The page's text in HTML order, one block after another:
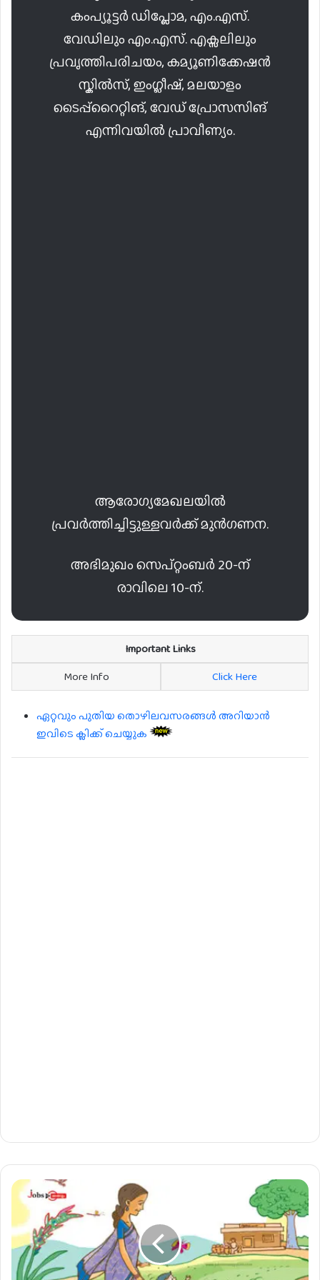
കംപ്യൂട്ടർ ഡിപ്ലോമ, എം.എസ്.
വേഡിലും എം.എസ്. എക്സലിലും
പ്രവൃത്തിപരിചയം, കമ്യൂണിക്കേഷൻ
സ്കിൽസ്, ഇംഗ്ലീഷ്, മലയാളം
ടൈപ്പ്റൈറ്റിങ്, വേഡ് പ്രോസസിങ്
എന്നിവയിൽ പ്രാവീണ്യം.
ആരോഗ്യമേഖലയിൽ
പ്രവർത്തിച്ചിട്ടുള്ളവർക്ക് മുൻഗണന.
അഭിമുഖം സെപ്റ്റംബർ 20-ന്
രാവിലെ 10-ന്.
Important Links
More Info
Click Here
ഏറ്റവും പുതിയ തൊഴിലവസരങ്ങൾ അറിയാൻ
ഇവിടെ ക്ലിക്ക് ചെയ്യുക
അ
ങ്ക
വാ
ടി
വ
ർ